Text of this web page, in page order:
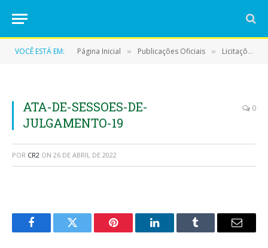
VOCÊ ESTÁ EM: Página Inicial » Publicações Oficiais » Licitações
ATA-DE-SESSOES-DE-
JULGAMENTO-19
0
POR CR2 ON 26 DE ABRIL DE 2022
FacebookTwitter Pinterest LinkedInTumblr
E-